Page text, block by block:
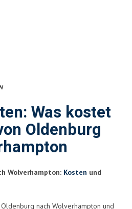
Was kostet
Oldenburg
Wolverhampton: Kosten und
nach Wolverhampton und